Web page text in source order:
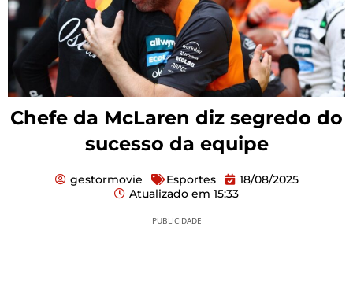
Chefe da McLaren diz segredo do
sucesso da equipe
gestormovie Esportes
18/08/2025
Atualizado em 15:33
PUBLICIDADE